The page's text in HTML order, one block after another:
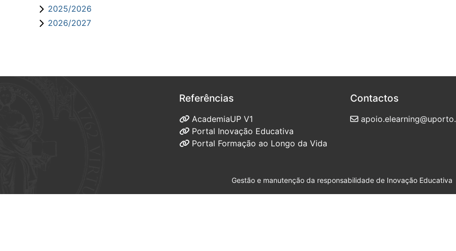
2025/2026
2026/2027
Referências
AcademiaUP V1
Portal Inovação Educativa
Portal Formação ao Longo da Vida
Contactos
Gestão e manutenção da responsabilidade de Inovação Educativa